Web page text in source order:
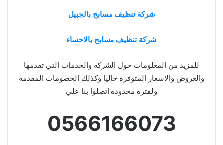
شركة تنظيف مسابح بالجبيل
شركة تنظيف مسابح بالاحساء
للمزيد من المعلومات حول الشركة والخدمات التي تقدمها
والعروض والاسعار المتوفرة حاليا وكذلك الخصومات المقدمة
ولفترة محدودة اتصلوا بنا علي
0566166073